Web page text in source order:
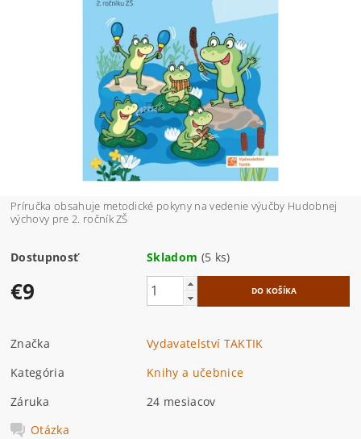
Príručka obsahuje metodické pokyny na vedenie výučby Hudobnej
výchovy pre 2. ročník ZŠ
Dostupnosť Skladom (5 ks)
€9
Značka
Vydavatelství TAKTIK
Kategória
Knihy a učebnice
Záruka
24 mesiacov
Otázka